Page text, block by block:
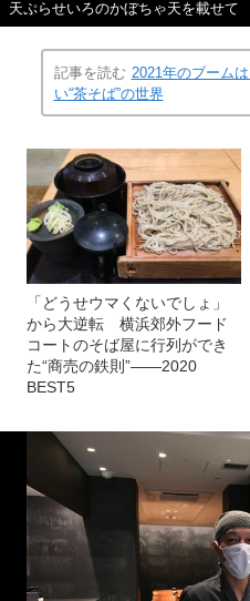
天ぷらせいろのかぼちゃ天を載せて
記事を読む 2021年のブーム
い“茶そば”の世界
「どうせウマくないでしょ」
から大逆転 横浜郊外フード
コートのそば屋に行列ができ
た“商売の鉄則”――2020
BEST5